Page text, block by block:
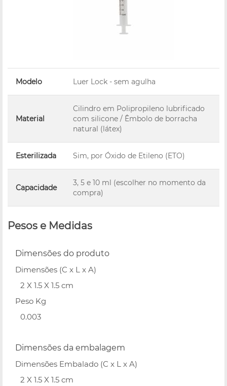
Modelo Luer Lock - sem agulha
Material
Cilindro em Polipropileno lubrificado
com silicone / Êmbolo de borracha
natural (látex)
Esterilizada Sim, por Óxido de Etileno (ETO)
Capacidade
3, 5 e 10 ml (escolher no momento da
compra)
Pesos e Medidas
Dimensões do produto
Dimensões (C x L x A)
2 X 1.5 X 1.5 cm
Peso Kg
0.003
Dimensões da embalagem
Dimensões Embalado (C x L x A)
2 X 1.5 X 1.5 cm